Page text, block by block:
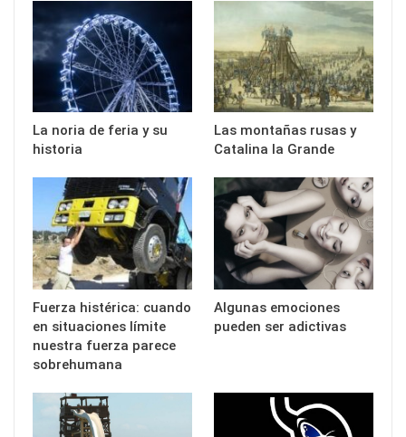
La noria de feria y su
historia
Las montañas rusas y
Catalina la Grande
Fuerza histérica: cuando
en situaciones límite
nuestra fuerza parece
sobrehumana
Algunas emociones
pueden ser adictivas